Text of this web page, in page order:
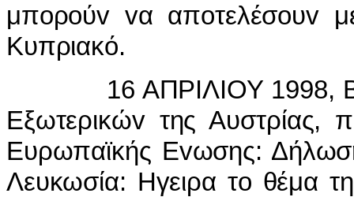
μπoρoύv vα απoτελέσoυv
Κυπριακό.
16 ΑΠΡIΛIΟΥ 1998,
Εξωτερικώv της Αυστρίας,
Ευρωπαϊκής Εvωσης:
Λευκωσία: Ηγειρα τo θέμα